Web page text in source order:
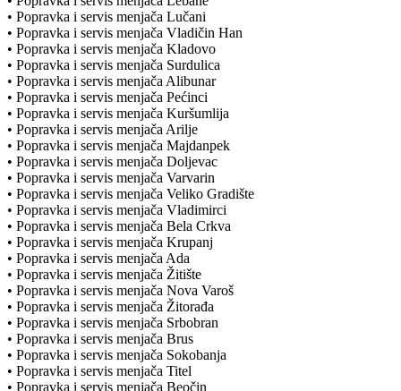
• Popravka i servis menjača Lučani
• Popravka i servis menjača Vladičin Han
• Popravka i servis menjača Kladovo
• Popravka i servis menjača Surdulica
• Popravka i servis menjača Alibunar
• Popravka i servis menjača Pećinci
• Popravka i servis menjača Kuršumlija
• Popravka i servis menjača Arilje
• Popravka i servis menjača Majdanpek
• Popravka i servis menjača Doljevac
• Popravka i servis menjača Varvarin
• Popravka i servis menjača Veliko Gradište
• Popravka i servis menjača Vladimirci
• Popravka i servis menjača Bela Crkva
• Popravka i servis menjača Krupanj
• Popravka i servis menjača Ada
• Popravka i servis menjača Žitište
• Popravka i servis menjača Nova Varoš
• Popravka i servis menjača Žitorađa
• Popravka i servis menjača Srbobran
• Popravka i servis menjača Brus
• Popravka i servis menjača Sokobanja
• Popravka i servis menjača Titel
• Popravka i servis menjača Beočin